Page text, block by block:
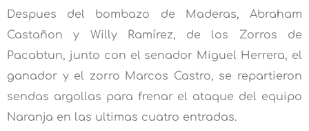
Despues del bombazo de Maderas, Abraham
Castañon y Willy Ramírez, de los Zorros de
Pacabtun, junto con el senador Miguel Herrera, el
ganador y el zorro Marcos Castro, se repartieron
sendas argollas para frenar el ataque del equipo
Naranja en las ultimas cuatro entradas.